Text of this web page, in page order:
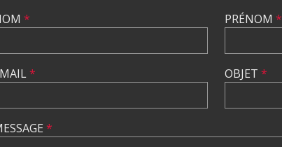
*
*
PRÉNOM *
OBJET *
*